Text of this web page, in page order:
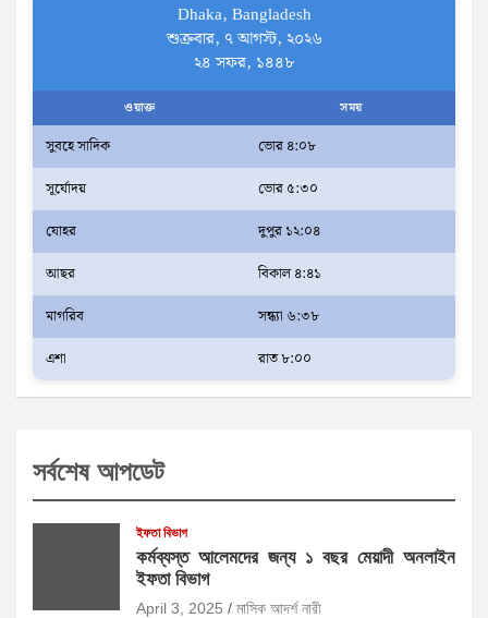
Dhaka, Bangladesh
শুক্রবার, ৭ আগস্ট, ২০২৬
২৪ সফর, ১৪৪৮
ওয়াক্ত সময়
সুবহে সাদিক
ভোর ৪:০৮
সূর্যোদয়
ভোর ৫:৩০
যোহর
দুপুর ১২:০৪
আছর
বিকাল ৪:৪১
মাগরিব
সন্ধ্যা ৬:৩৮
এশা
রাত ৮:০০
সর্বশেষ আপডেট
ইফতা বিভাগ
কর্মব্যস্ত আলেমদের জন্য ১ বছর মেয়াদী অনলাইন
ইফতা বিভাগ
April 3, 2025 মাসিক আদর্শ নারী